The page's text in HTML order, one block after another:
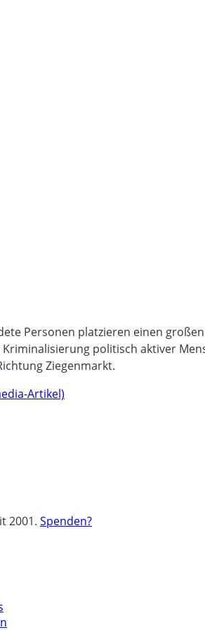
Personen platzieren einen
politisch aktiver
Ziegenmarkt.
Artikel)
2001. Spenden?